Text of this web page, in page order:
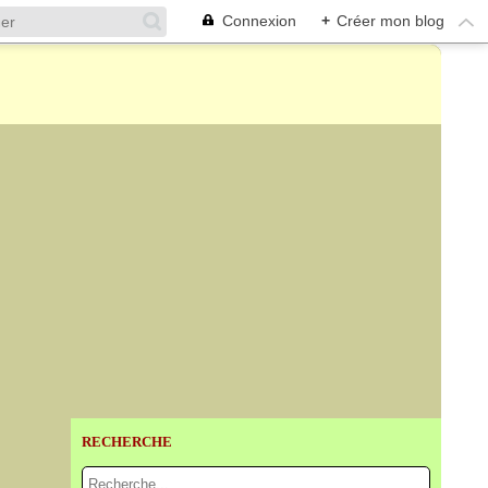
Connexion + Créer mon blog
RECHERCHE